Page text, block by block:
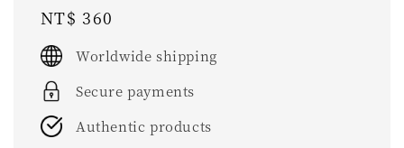
Regular
price
NT$ 360
Worldwide shipping
Secure payments
Authentic products